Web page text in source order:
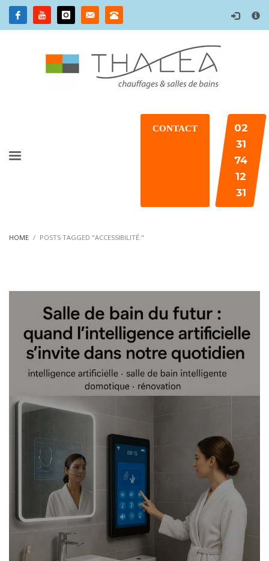
×
CONTACT
02
31
74
12
31
HOME POSTS TAGGED "ACCESSIBILITÉ."